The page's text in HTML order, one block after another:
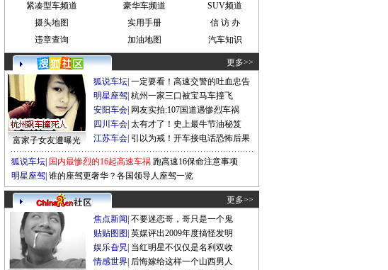
紧凑型车频道
豪华车频道
SUV频道
摄头地图
实用手册
信 访 办
违章查询
加油地图 汽车知识
更多>>
富家子女友遭曝光
狐说车坛 一定要看！高速交警的吐血忠告
明星座驾 杭州一家三口被宝马车撞飞
安阳车会 网友实拍:107国道遇惨烈车祸
四川车会 太有才了！史上最牛节油秘笈
江苏车会 引以为戒！开车接电话恐怖后果
狐说车坛 国内最惨烈的16起高速车祸 跑高速16保命注意事项
明星座驾 谁的座驾更奢华？各国领导人座驾一览
更多>>
焦点新闻 不要迷恋哥，哥只是一个鬼
贴贴图图 英媒评出2009年度搞怪发明
娱乐旮旯 当红明星不仅仅是名利双收
情感世界 后悔嫁给这样一个山西男人